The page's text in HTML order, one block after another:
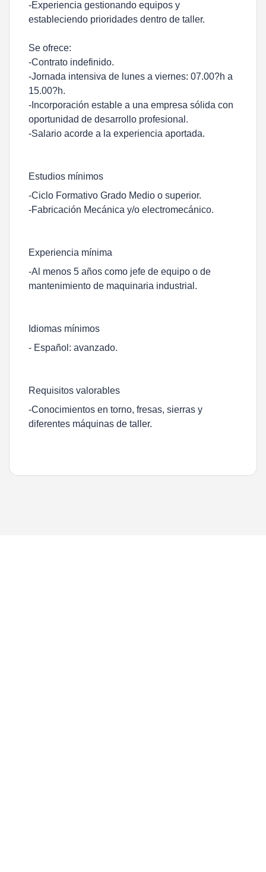
-Experiencia gestionando equipos y
estableciendo prioridades dentro de taller.
Se ofrece:
-Contrato indefinido.
-Jornada intensiva de lunes a viernes: 07.00?h a
15.00?h.
-Incorporación estable a una empresa sólida con
oportunidad de desarrollo profesional.
-Salario acorde a la experiencia aportada.
Estudios mínimos
-Ciclo Formativo Grado Medio o superior.
-Fabricación Mecánica y/o electromecánico.
Experiencia mínima
-Al menos 5 años como jefe de equipo o de
mantenimiento de maquinaria industrial.
Idiomas mínimos
- Español: avanzado.
Requisitos valorables
-Conocimientos en torno, fresas, sierras y
diferentes máquinas de taller.